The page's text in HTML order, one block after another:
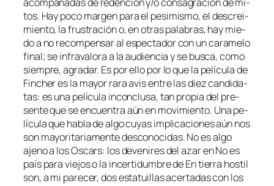
tos. Hay po­co mar­gen pa­ra el pe­si­mis­mo, el des­crei­
mien­to, la frus­tra­ción o, en otras pa­la­bras, hay mie­
do a no re­com­pen­sar al es­pec­ta­dor con un ca­ra­me­lo
fi­nal; se in­fra­va­lo­ra a la au­dien­cia y se bus­ca, co­mo
siem­pre, agra­dar. Es por ello por lo que la pe­lí­cu­la de
Fincher es la ma­yor ra­ra avis en­tre las diez can­di­da­
tas: es una pe­lí­cu­la in­con­clu­sa, tan pro­pia del pre­
sen­te que se en­cuen­tra aún en mo­vi­mien­to. Una pe­
lí­cu­la que ha­bla de al­go cu­yas im­pli­ca­cio­nes aún nos
son ma­yo­ri­ta­ria­men­te des­co­no­ci­das. No es al­go
ajeno a los Oscars: los de­ve­ni­res del azar en No es
país pa­ra vie­jos o la in­cer­ti­dum­bre de En tie­rra hos­til
son, a mi pa­re­cer, dos es­ta­tui­llas acer­ta­das con los